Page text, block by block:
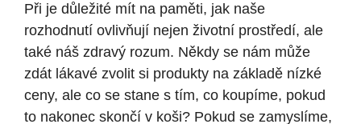
Při je důležité mít na paměti, jak naše
rozhodnutí ovlivňují nejen životní prostředí, ale
také náš zdravý rozum. Někdy se nám může
zdát lákavé zvolit si produkty na základě nízké
ceny, ale co se stane s tím, co koupíme, pokud
to nakonec skončí v koši? Pokud se zamyslíme,